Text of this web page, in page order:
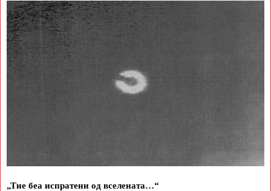
„Тие беа испратени од вселената…“